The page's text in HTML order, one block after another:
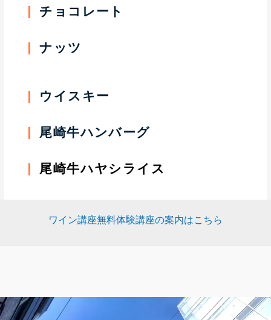
チョコレート
ナッツ
ウイスキー
尾崎牛ハンバーグ
尾崎牛ハヤシライス
ワイン講座無料体験講座の案内はこちら